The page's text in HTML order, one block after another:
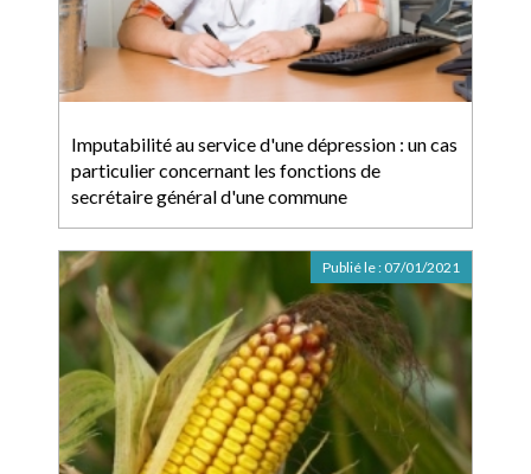
Imputabilité au service d'une dépression : un cas
particulier concernant les fonctions de
secrétaire général d'une commune
Publié le : 07/01/2021